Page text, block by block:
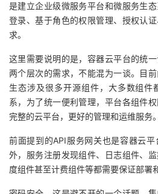
是建立企业级微服务平台和微服务生
登录、基于角色的权限管理、授权认
求。
这里需要说明的是，容器云平台的统
两个层次的需求，不能混为一谈。目
生态涉及很多开源组件，大多数组件
系，为了统一便利管理，平台各组件
完整的云平台，更好的管理和运维服务。
前面提到的API服务网关也是容器云
外，服务注册发现组件、日志组件、
度组件甚至计费组件等都需要保证部署